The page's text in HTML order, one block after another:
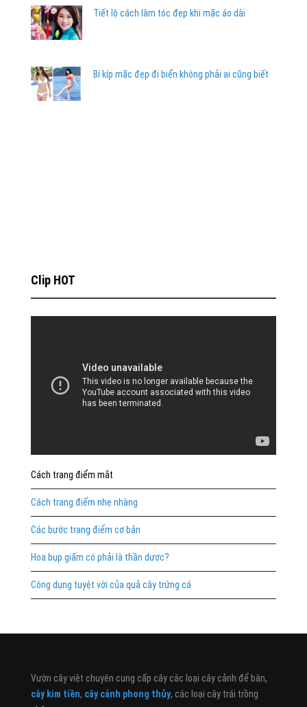
Tiết lộ cách làm tóc đẹp khi mặc áo dài
Bí kíp mặc đẹp đi biển không phải ai cũng biết
Clip HOT
Cách trang điểm mắt
Cách trang điểm nhẹ nhàng
Các bước trang điểm cơ bản
Hoa bụp giấm có phải là thần dược?
Công dụng tuyệt vời của quả cây trứng cá
Vườn cây việt chuyên cung cấp cây các loại cây cảnh để bàn,
cây kim tiền, cây cảnh phong thủy, các loại cây trái trồng